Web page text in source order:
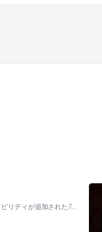
リティが追加された7…